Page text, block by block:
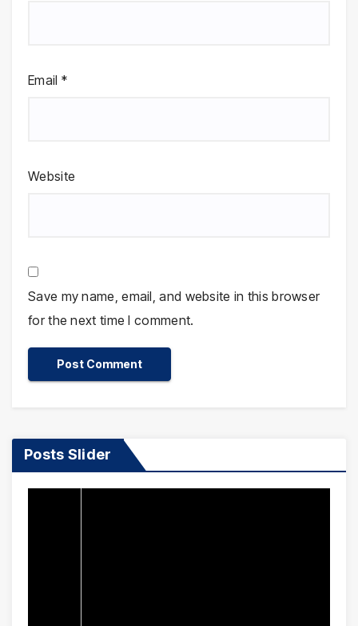
Email *
Website
Save my name, email, and website in this browser
for the next time I comment.
Posts Slider